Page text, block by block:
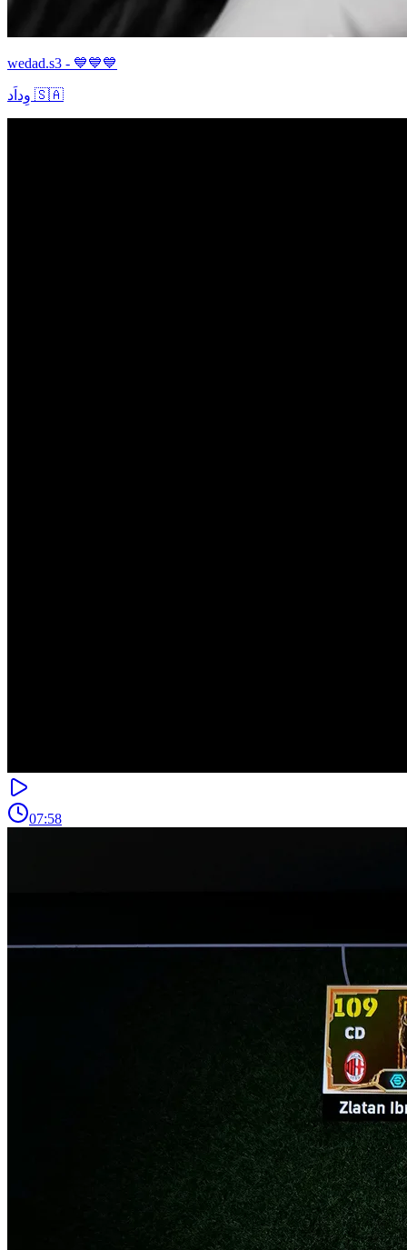
wedad.s3 - 💙💙💙
وِداَد 🇸🇦
07:58